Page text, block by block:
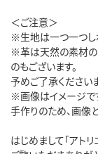
＜ご注意＞
※生地は一つ一つし
※革は天然の素材
のもございます。
予めご了承ください
※画像はイメージで
手作りのため、画像
はじめまして「アトリ